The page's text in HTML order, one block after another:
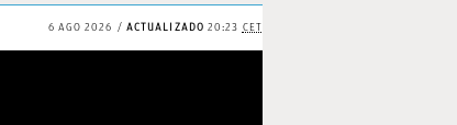
6 AGO 2026 ACTUALIZADO 20:23 CET